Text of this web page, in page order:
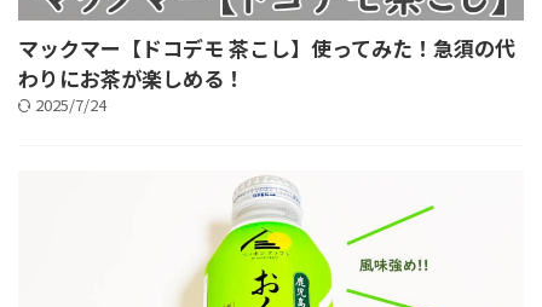
マックマー【ドコデモ 茶こし】使ってみた！急須の代
わりにお茶が楽しめる！
2025/7/24